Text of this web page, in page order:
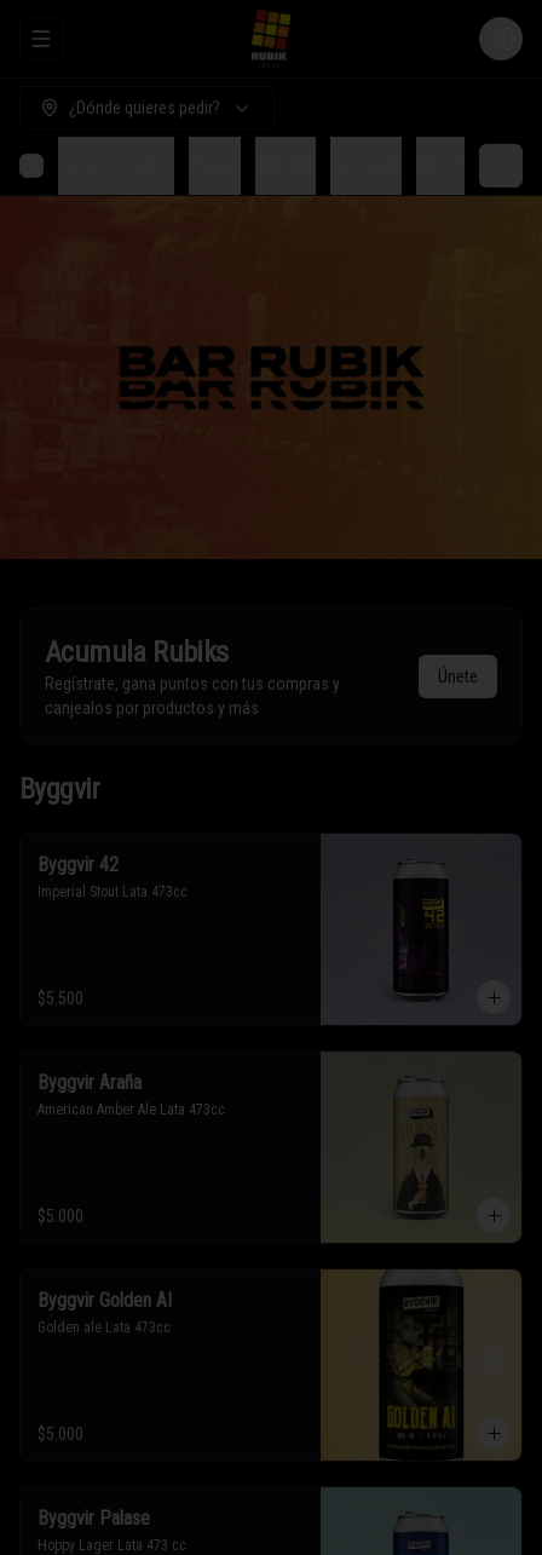
Abrir menu de navegación Login
¿Dónde quieres pedir?
Comida para compartir
Acumula Rubiks
Regístrate, gana puntos con tus compras y
canjealos por productos y más
Únete
Byggvir
Byggvir 42
Imperial Stout Lata 473cc
$5.500
Byggvir Araña
American Amber Ale Lata 473cc
$5.000
Byggvir Golden AI
Golden ale Lata 473cc
$5.000
Byggvir Palase
Hoppy Lager Lata 473 cc